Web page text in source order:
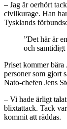
– Jag är oerhört
civilkurage. Han
Tysklands
”Det här är
och samtidigt
Priset kommer
personer som gjort
Nato-chefen Jens
– Vi hade ärligt
blixtattack. Tack
kommit att räddas.